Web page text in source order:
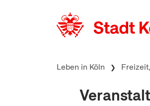
Leben in Köln